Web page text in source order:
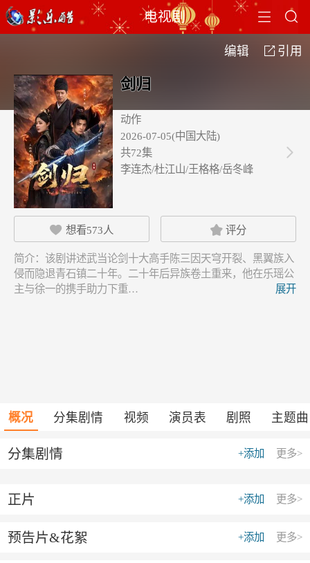
 
电视剧
编辑  引用
剑归
动作
2026-07-05(中国大陆)
共72集
李连杰/杜江山/王格格/岳冬峰

 想看573人  评分
简介： 该剧讲述武当论剑十大高手陈三因天穹开裂、黑翼族入
侵而隐退青石镇二十年。二十年后异族卷土重来，他在乐瑶公
主与徐一的携手助力下重…
展开
概况 分集剧情 视频 演员表 剧照 主题曲
更多>
+添加
分集剧情
更多>
+添加
正片
更多>
+添加
预告片&花絮